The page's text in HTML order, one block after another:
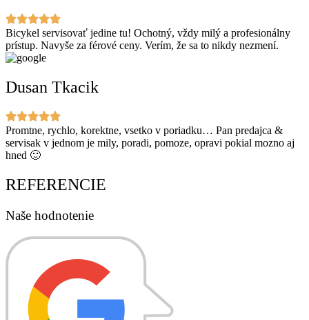
Bicykel servisovať jedine tu! Ochotný, vždy milý a profesionálny
prístup. Navyše za férové ceny. Verím, že sa to nikdy nezmení.
Dusan Tkacik
Promtne, rychlo, korektne, vsetko v poriadku… Pan predajca &
servisak v jednom je mily, poradi, pomoze, opravi pokial mozno aj
hned 🙂
REFERENCIE
Naše hodnotenie